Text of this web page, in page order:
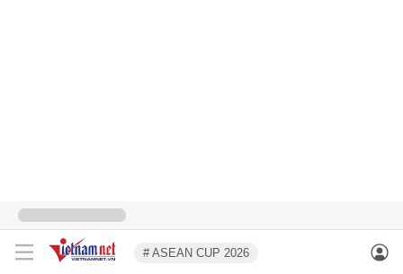
# ASEAN CUP 2026